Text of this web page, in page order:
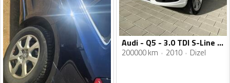
Audi - Q5 - 3.0 TDI S-Line Plus ACC/TEMPO/ALCA
200000 km 2010 Dizel